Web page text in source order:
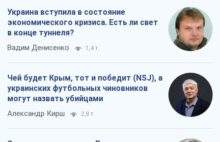
Украина вступила в состояние
экономического кризиса. Есть ли свет
в конце туннеля?
Вадим Денисенко 1,4 т.
Чей будет Крым, тот и победит (NSJ), а
украинских футбольных чиновников
могут назвать убийцами
Александр Кирш 2,8 т.